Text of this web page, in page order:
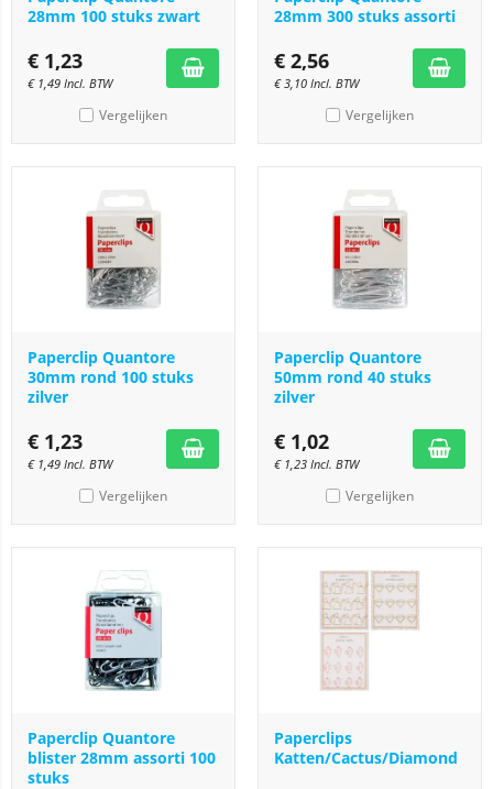
28mm 100 stuks zwart
€ 1,23
€ 1,49 Incl. BTW
Vergelijken
28mm 300 stuks assorti
€ 2,56
€3,10 Incl. BTW
Vergelijken
Paperclip Quantore
30mm rond 100 stuks
zilver
€ 1,23
€ 1,49 Incl. BTW
Vergelijken
Paperclip Quantore
50mm rond 40 stuks
zilver
€ 1,02
€ 1,23 Incl. BTW
Vergelijken
Paperclip Quantore
blister 28mm assorti 100
stuks
Paperclips
Katten/Cactus/Diamond